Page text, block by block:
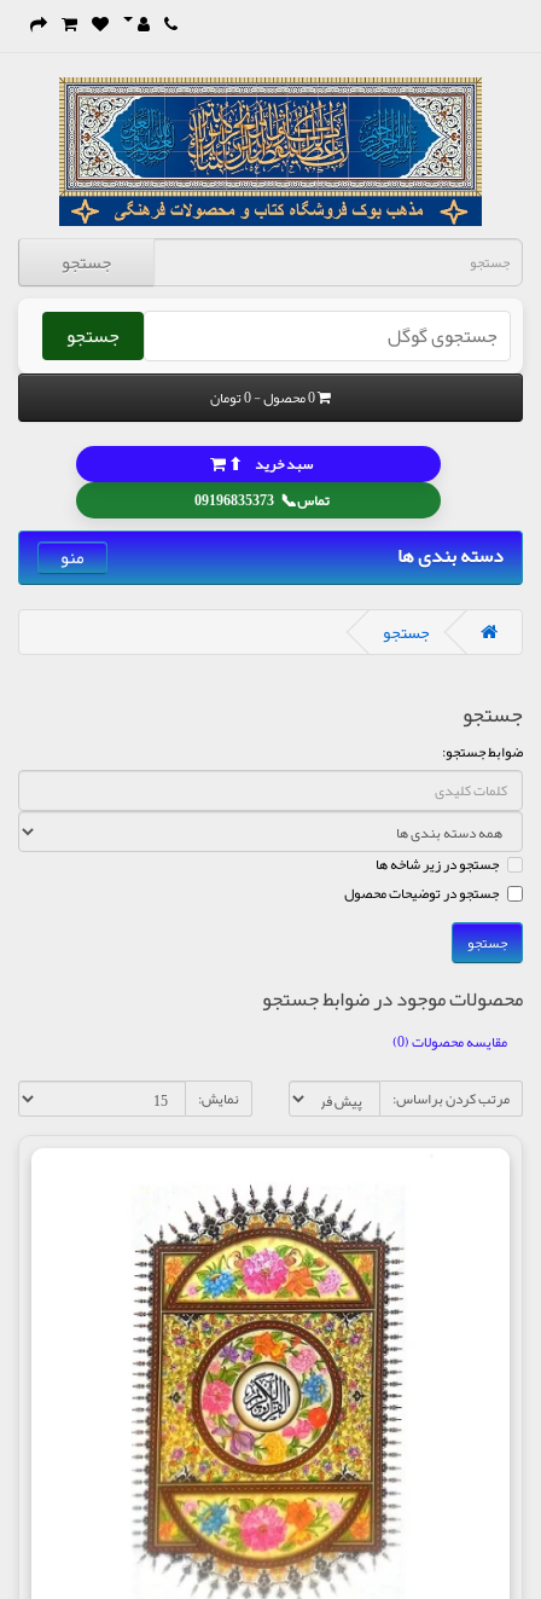
جستجو
جستجو
0 محصول - 0 تومان
تماس📞
09196835373
سبد خرید ⬆
دسته بندی ها منو
جستجو
جستجو
ضوابط جستجو:
جستجو در زیر شاخه ها
جستجو در توضیحات محصول
محصولات موجود در ضوابط جستجو
مقایسه محصولات (0)
مرتب کردن براساس:
نمایش: